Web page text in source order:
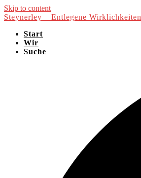
Skip to content
Steynerley – Entlegene Wirklichkeiten
Start
Wir
Suche